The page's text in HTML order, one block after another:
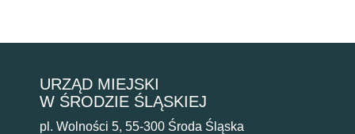
URZĄD MIEJSKI
W ŚRODZIE ŚLĄSKIEJ
pl. Wolności 5, 55-300 Środa Śląska